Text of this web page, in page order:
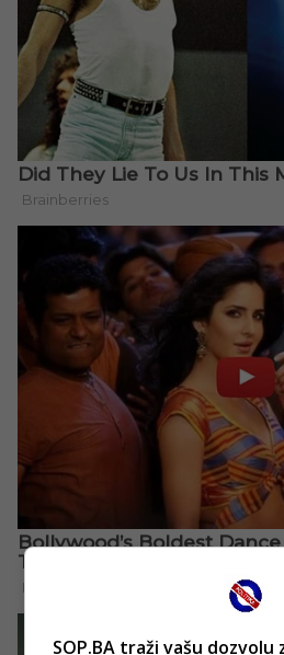
SOP.BA traži vašu